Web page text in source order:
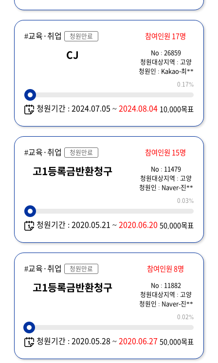
#교육·취업 청원만료 참여인원 17명
CJ
No : 26859
청원대상지역 : 고양
청원인 : Kakao-최**
0.17%
청원기간 : 2024.07.05 ~2024.08.04 10,000목표
#교육·취업 청원만료 참여인원 15명
고1등록금반환청구
No : 11479
청원대상지역 : 고양
청원인 : Naver-진**
0.03%
청원기간 : 2020.05.21 ~2020.06.20 50,000목표
#교육·취업 청원만료 참여인원 8명
고1등록금반환청구
No : 11882
청원대상지역 : 고양
청원인 : Naver-진**
0.02%
청원기간 : 2020.05.28 ~2020.06.27 50,000목표